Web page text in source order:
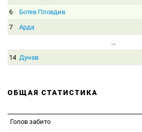
6
Ботев Пловдив
7
Арда
...
14 Дунав
ОБЩАЯ СТАТИСТИКА
Голов забито